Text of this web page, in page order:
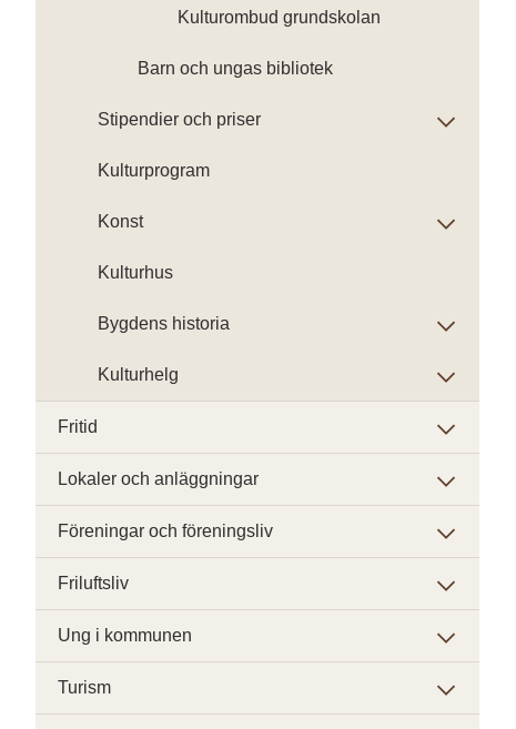
Kulturombud grundskolan
Barn och ungas bibliotek
Stipendier och priser
Kulturprogram
Konst
Kulturhus
Bygdens historia
Kulturhelg
Fritid
Lokaler och anläggningar
Föreningar och föreningsliv
Friluftsliv
Ung i kommunen
Turism